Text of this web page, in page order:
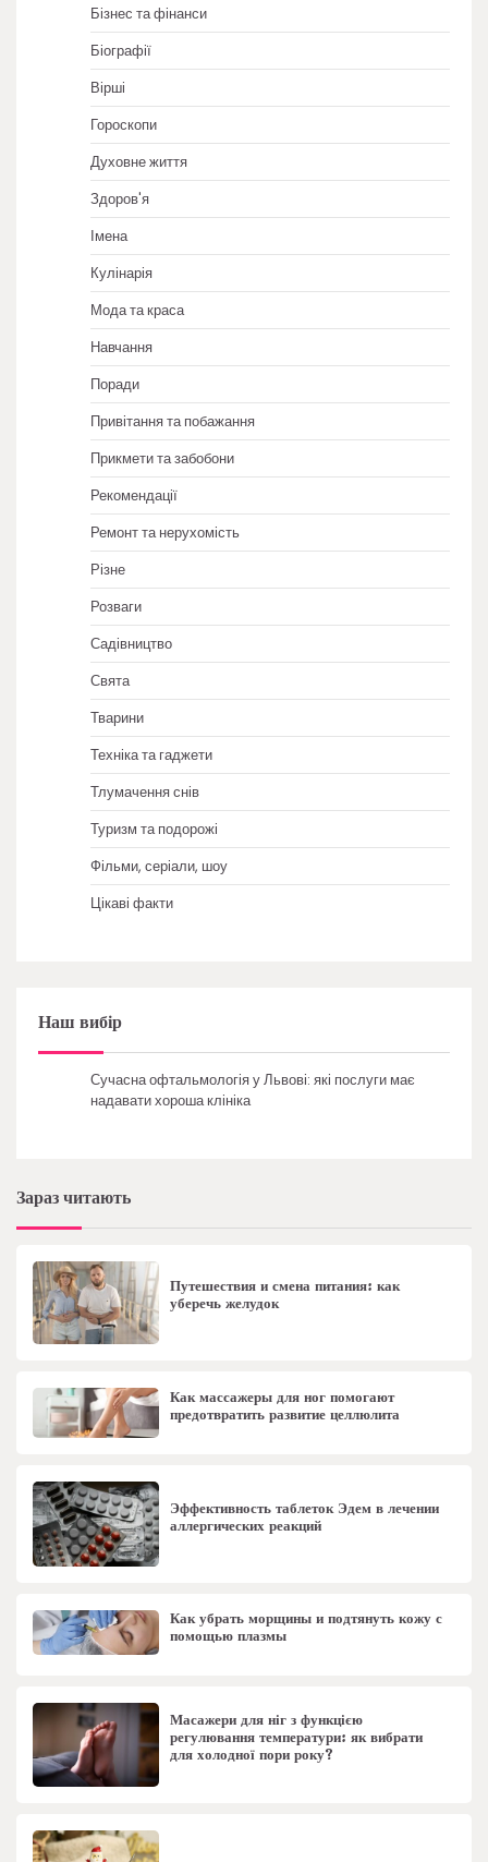
Бізнес та фінанси
Біографії
Вірші
Гороскопи
Духовне життя
Здоров'я
Імена
Кулінарія
Мода та краса
Навчання
Поради
Привітання та побажання
Прикмети та забобони
Рекомендації
Ремонт та нерухомість
Різне
Розваги
Садівництво
Свята
Тварини
Техніка та гаджети
Тлумачення снів
Туризм та подорожі
Фільми, серіали, шоу
Цікаві факти
Наш вибір
Сучасна офтальмологія у Львові: які послуги має
надавати хороша клініка
Зараз читають
Путешествия и смена питания: как
уберечь желудок
Как массажеры для ног помогают
предотвратить развитие целлюлита
Эффективность таблеток Эдем в лечении
аллергических реакций
Как убрать морщины и подтянуть кожу с
помощью плазмы
Масажери для ніг з функцією
регулювання температури: як вибрати
для холодної пори року?